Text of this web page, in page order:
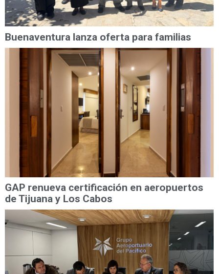
Buenaventura lanza oferta para familias
GAP renueva certificación en aeropuertos
de Tijuana y Los Cabos